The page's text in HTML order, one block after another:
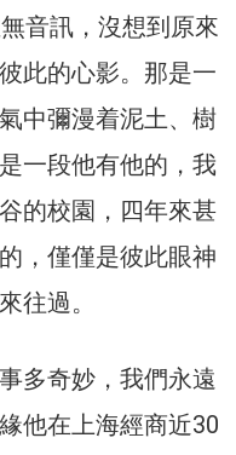
音訊，沒想到原來
此的心影。那是一
中彌漫着泥土、樹
一段他有他的，我
的校園，四年來甚
，僅僅是彼此眼神
往過。
多奇妙，我們永遠
他在上海經商近30